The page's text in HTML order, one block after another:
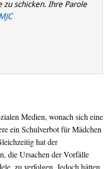
zu schicken. Ihre Parole
Medien, wonach sich eine
ein Schulverbot für Mädchen
hat der
die Ursachen der Vorfälle
zu verfolgen. Jedoch hätten